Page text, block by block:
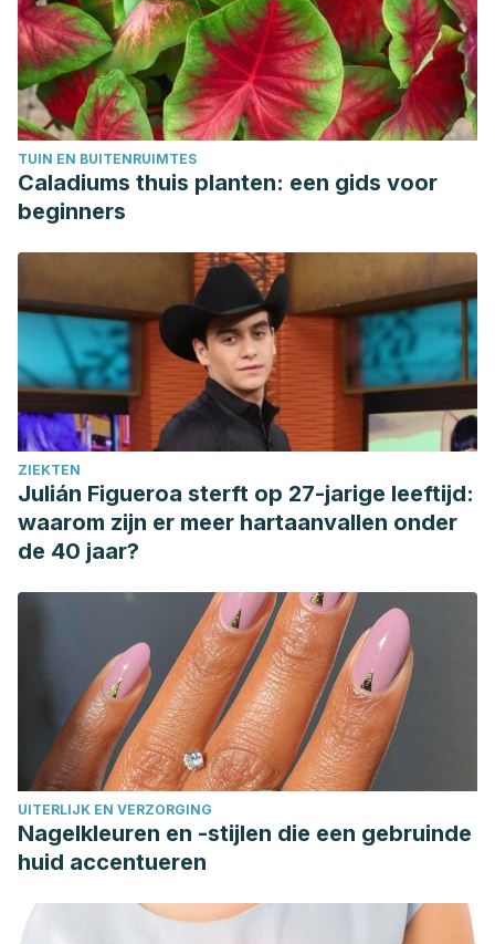
TUIN EN BUITENRUIMTES
Caladiums thuis planten: een gids voor
beginners
ZIEKTEN
Julián Figueroa sterft op 27-jarige leeftijd:
waarom zijn er meer hartaanvallen onder
de 40 jaar?
UITERLIJK EN VERZORGING
Nagelkleuren en -stijlen die een gebruinde
huid accentueren